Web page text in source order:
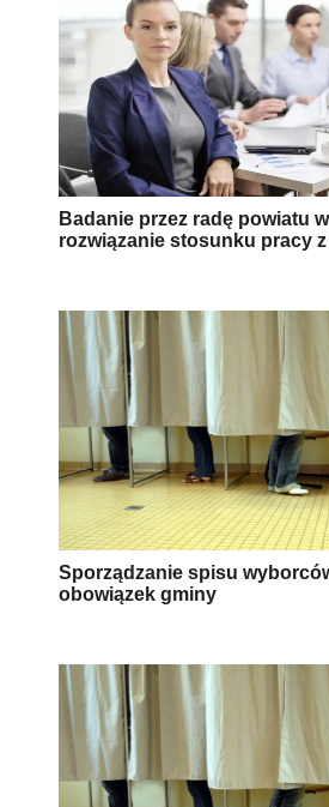
Badanie przez radę powiatu
rozwiązanie stosunku pracy
Sporządzanie spisu
obowiązek gminy